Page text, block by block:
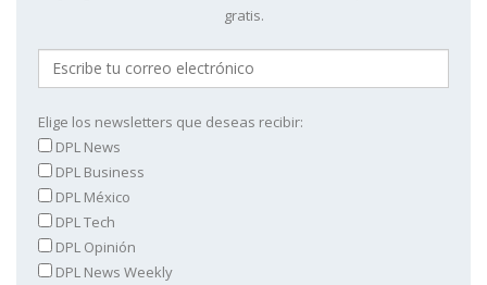
gratis.
Elige los newsletters que deseas recibir:
DPL News
DPL Business
DPL México
DPL Tech
DPL Opinión
DPL News Weekly